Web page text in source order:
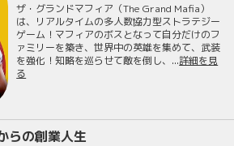
ザ・グランドマフィア（The Grand Mafia）
は、リアルタイムの多人数協力型ストラテジー
ゲーム！マフィアのボスとなって自分だけのフ
ァミリーを築き、世界中の英雄を集めて、武装
を強化！知略を巡らせて敵を倒し、...詳細を見
る
らの創業人生